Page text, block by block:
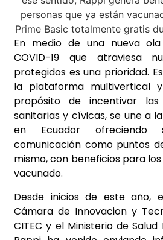
En medio de una nueva
COVID-19 que atraviesa
protegidos es una prioridad.
la plataforma multivertical
propósito de incentivar
sanitarias y cívicas, se une a
en Ecuador ofreciendo
comunicación como puntos
mismo, con beneficios para
vacunado.
Desde inicios de este año,
Cámara de Innovacion y
CITEC y el Ministerio de